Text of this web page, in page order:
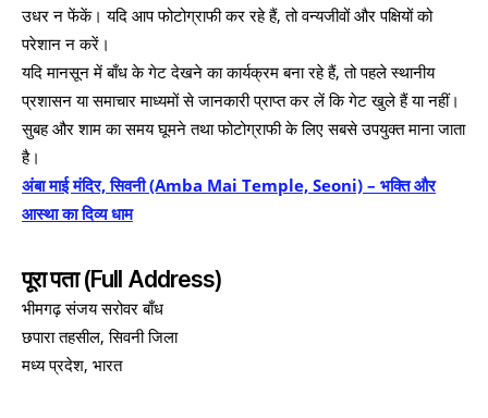
उधर न फेंकें। यदि आप फोटोग्राफी कर रहे हैं, तो वन्यजीवों और पक्षियों को
परेशान न करें।
यदि मानसून में बाँध के गेट देखने का कार्यक्रम बना रहे हैं, तो पहले स्थानीय
प्रशासन या समाचार माध्यमों से जानकारी प्राप्त कर लें कि गेट खुले हैं या नहीं।
सुबह और शाम का समय घूमने तथा फोटोग्राफी के लिए सबसे उपयुक्त माना जाता
है।
अंबा माई मंदिर, सिवनी (Amba Mai Temple, Seoni) – भक्ति और
आस्था का दिव्य धाम
पूरा पता (Full Address)
भीमगढ़ संजय सरोवर बाँध
छपारा तहसील, सिवनी जिला
मध्य प्रदेश, भारत